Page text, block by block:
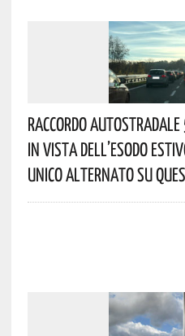
Raccordo Autostradale
In Vista Dell’esodo
Unico Alternato Su